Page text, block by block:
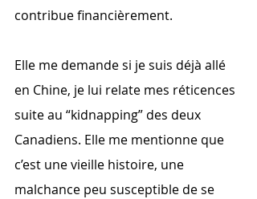
contribue financièrement.
Elle me demande si je suis déjà allé
en Chine, je lui relate mes réticences
suite au “kidnapping” des deux
Canadiens. Elle me mentionne que
c’est une vieille histoire, une
malchance peu susceptible de se